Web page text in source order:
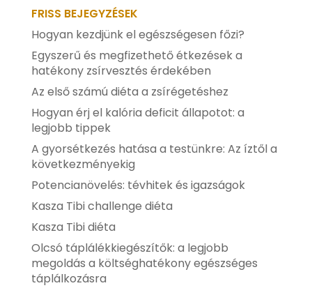
FRISS BEJEGYZÉSEK
Hogyan kezdjünk el egészségesen főzi?
Egyszerű és megfizethető étkezések a
hatékony zsírvesztés érdekében
Az első számú diéta a zsírégetéshez
Hogyan érj el kalória deficit állapotot: a
legjobb tippek
A gyorsétkezés hatása a testünkre: Az íztől a
következményekig
Potencianövelés: tévhitek és igazságok
Kasza Tibi challenge diéta
Kasza Tibi diéta
Olcsó táplálékkiegészítők: a legjobb
megoldás a költséghatékony egészséges
táplálkozásra